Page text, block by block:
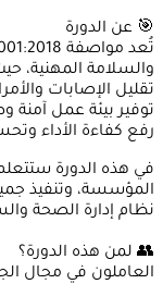
🎯 عن الدورة
والسلامة المهنية،
تقليل الإصابات
توفير بيئة عمل آمنة
رفع كفاءة الأداء
في هذه الدورة
المؤسسة، وتنفيذ
نظام إدارة الصحة
👥 لمن هذه الدورة؟
العاملون في مجال